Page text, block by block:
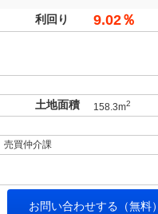
利回り 9.02％
土地面積 158.3m2
買仲介課
お問い合わせする（無料）